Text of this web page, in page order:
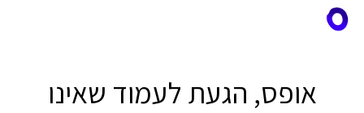
אופס, הגעת לעמוד שאינו